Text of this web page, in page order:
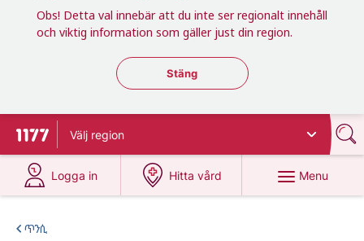
Obs! Detta val innebär att du inte ser regionalt innehåll
och viktig information som gäller just din region.
Stäng regionsväljaren
Stäng
To start page for 1177
Välj region
Logga in
at 1177.se
Hitta vård
at 1177.se
Menu
ጥንሲ